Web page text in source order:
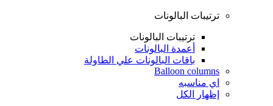
ترتيبات البالونات
ترتيبات البالونات
أعمدة البالونات
باقات البالونات علي الطاولة
Balloon columns
اي مناسبه
إظهار الكل